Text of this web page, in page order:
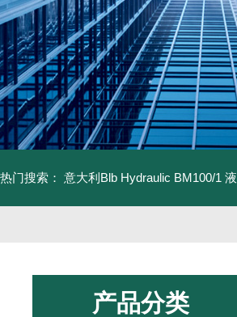
热门搜索： 意大利Blb Hydraulic BM100/1
产品分类